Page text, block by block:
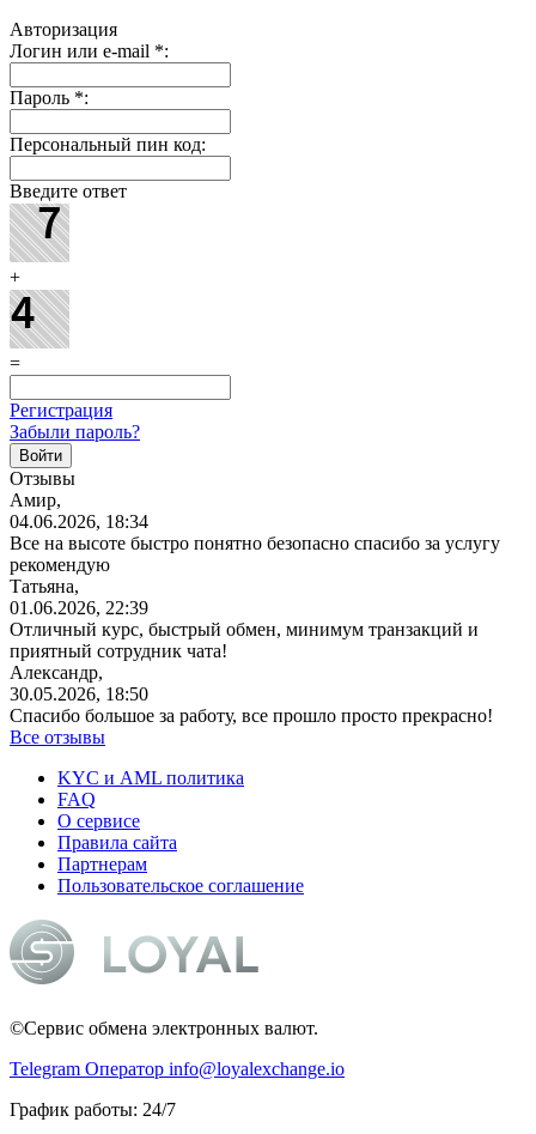
Авторизация
Логин или e-mail *:
Пароль *:
Персональный пин код:
Введите ответ
+
=
Регистрация
Забыли пароль?
Отзывы
Амир,
04.06.2026, 18:34
Все на высоте быстро понятно безопасно спасибо за услугу
рекомендую
Татьяна,
01.06.2026, 22:39
Отличный курс, быстрый обмен, минимум транзакций и
приятный сотрудник чата!
Александр,
30.05.2026, 18:50
Спасибо большое за работу, все прошло просто прекрасно!
Все отзывы
KYC и AML политика
FAQ
О сервисе
Правила сайта
Партнерам
Пользовательское соглашение
©Сервис обмена электронных валют.
Telegram Оператор info@loyalexchange.io
График работы: 24/7